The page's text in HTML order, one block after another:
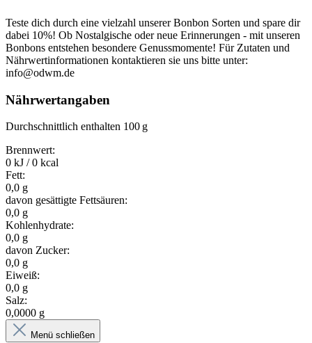
Teste dich durch eine vielzahl unserer Bonbon Sorten und spare dir
dabei 10%! Ob Nostalgische oder neue Erinnerungen - mit unseren
Bonbons entstehen besondere Genussmomente! Für Zutaten und
Nährwertinformationen kontaktieren sie uns bitte unter:
info@odwm.de
Nährwertangaben
Durchschnittlich enthalten 100 g
Brennwert:
0 kJ / 0 kcal
Fett:
0,0 g
davon gesättigte Fettsäuren:
0,0 g
Kohlenhydrate:
0,0 g
davon Zucker:
0,0 g
Eiweiß:
0,0 g
Salz:
0,0000 g
Menü schließen